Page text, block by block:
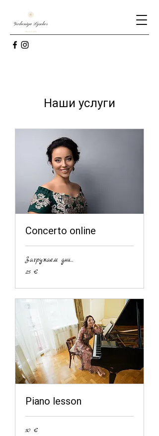
Наши услуги
Concerto online
Загружаем дни...
евро
25 €
Piano lesson
евро
50 €